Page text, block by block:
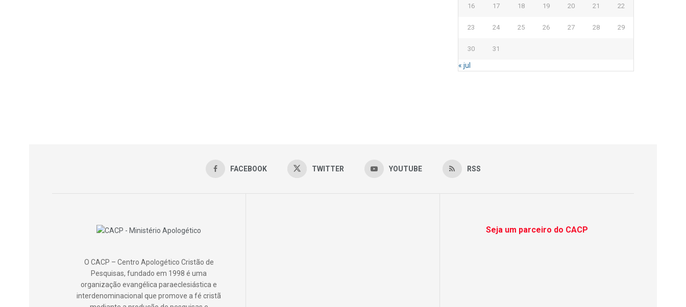
16 17 18 19 20 21 22
23 24 25 26 27 28 29
30 31
« jul
FACEBOOK TWITTER YOUTUBE RSS
O CACP – Centro Apologético Cristão de
Pesquisas, fundado em 1998 é uma
organização evangélica paraeclesiástica e
interdenominacional que promove a fé cristã
Seja um parceiro do CACP